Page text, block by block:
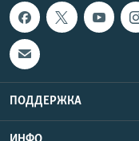
ПОДДЕРЖКА